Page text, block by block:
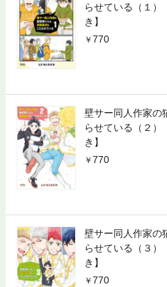
らせている（１）
き】
770
壁サー同人作家の
らせている（２）
き】
770
壁サー同人作家の
らせている（３）
き】
770